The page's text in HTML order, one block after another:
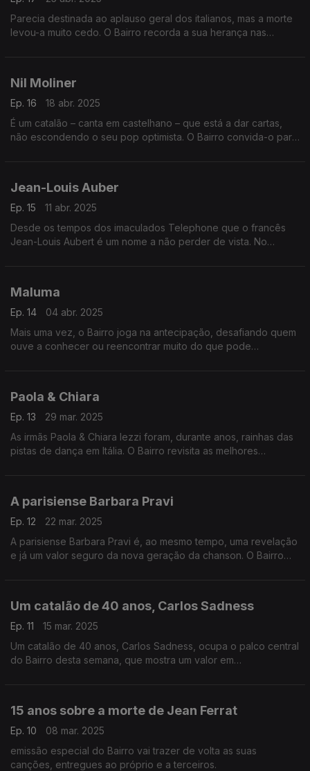
Parecia destinada ao aplauso geral dos italianos, mas a morte
levou-a muito cedo. O Bairro recorda a sua herança nas
Nil Moliner
Ep. 16
18 abr. 2025
É um catalão – canta em castelhano – que está a dar cartas,
não escondendo o seu pop optimista. O Bairro convida-o para
Jean-Louis Auber
Ep. 15
11 abr. 2025
Desde os tempos dos imaculados Telephone que o francês
Jean-Louis Aubert é um nome a não perder de vista. No
Maluma
Ep. 14
04 abr. 2025
Mais uma vez, o Bairro joga na antecipação, desafiando quem
ouve a conhecer ou reencontrar muito do que pode
Paola & Chiara
Ep. 13
29 mar. 2025
As irmãs Paola & Chiara Iezzi foram, durante anos, rainhas das
pistas de dança em Itália. O Bairro revisita as melhores
A parisiense Barbara Pravi
Ep. 12
22 mar. 2025
A parisiense Barbara Pravi é, ao mesmo tempo, uma revelação
e já um valor seguro da nova geração da chanson. O Bairro
Um catalão de 40 anos, Carlos Sadness
Ep. 11
15 mar. 2025
Um catalão de 40 anos, Carlos Sadness, ocupa o palco central
do Bairro desta semana, que mostra um valor em
15 anos sobre a morte de Jean Ferrat
Ep. 10
08 mar. 2025
emissão especial do Bairro vai trazer de volta as suas
canções, entregues ao próprio e a terceiros.